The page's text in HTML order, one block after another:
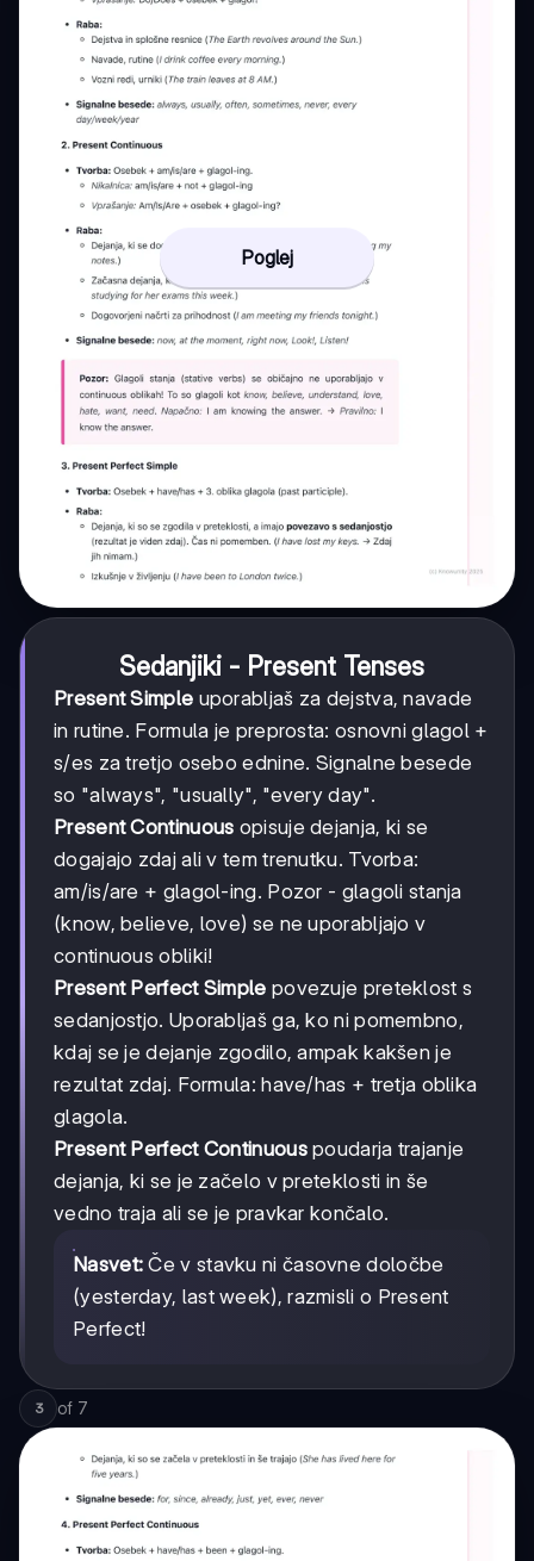
Poglej
Sedanjiki - Present Tenses
Present Simple uporabljaš za dejstva, navade
in rutine. Formula je preprosta: osnovni glagol +
s/es za tretjo osebo ednine. Signalne besede
so "always", "usually", "every day".
Present Continuous opisuje dejanja, ki se
dogajajo zdaj ali v tem trenutku. Tvorba:
am/is/are + glagol-ing. Pozor - glagoli stanja
(know, believe, love) se ne uporabljajo v
continuous obliki!
Present Perfect Simple povezuje preteklost s
sedanjostjo. Uporabljaš ga, ko ni pomembno,
kdaj se je dejanje zgodilo, ampak kakšen je
rezultat zdaj. Formula: have/has + tretja oblika
glagola.
Present Perfect Continuouspoudarja trajanje
dejanja, ki se je začelo v preteklosti in še
vedno traja ali se je pravkar končalo.
Nasvet: Če v stavku ni časovne določbe
(yesterday, last week), razmisli o Present
Perfect!
3 of 7